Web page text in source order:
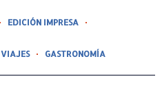
EDICIÓN IMPRESA
VIAJES GASTRONOMÍA